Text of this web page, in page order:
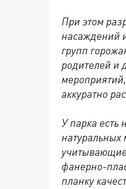
При этом
насаждений
групп
родителей и
аккуратно
У парка
учитывающие
фанерно-
планку